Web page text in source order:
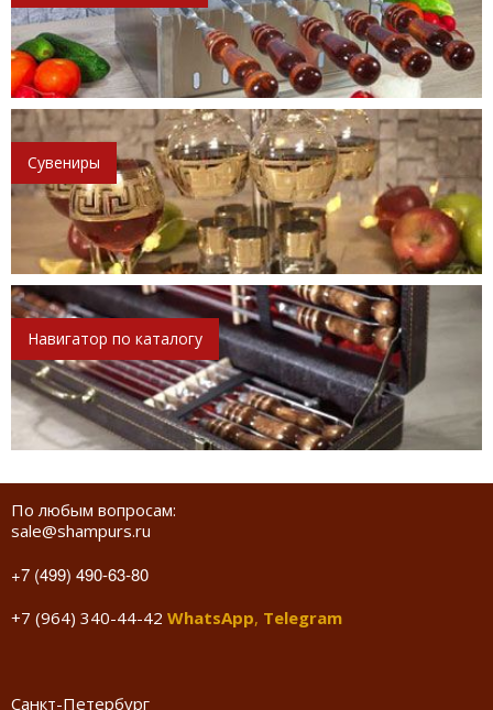
Сувениры
Навигатор по каталогу
По любым вопросам:
sale@shampurs.ru
+7 (499) 490-63-80
+7 (964) 340-44-42 WhatsApp, Telegram
Санкт-Петербург